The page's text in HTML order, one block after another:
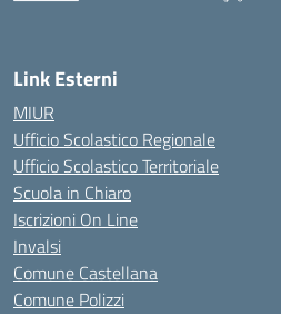
Link Esterni
MIUR
Ufficio Scolastico Regionale
Ufficio Scolastico Territoriale
Scuola in Chiaro
Iscrizioni On Line
Invalsi
Comune Castellana
Comune Polizzi